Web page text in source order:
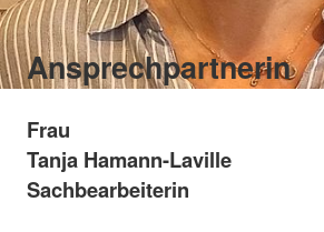
Ansprechpartnerin
Frau
Tanja Hamann-Laville
Sachbearbeiterin